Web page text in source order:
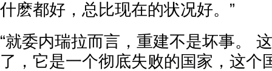
什麽都好，总比现在的状况好。”
“就委内瑞拉而言，重建不是坏事。
了，它是一个彻底失败的国家，这个